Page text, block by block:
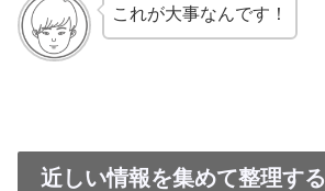
これが大事なんです！
近しい情報を集めて整理する